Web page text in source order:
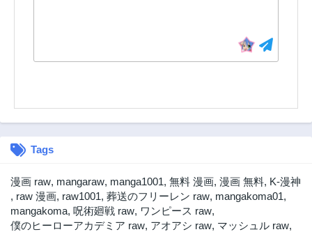
1年前 1年前
第2.2話
第1話
1年前
Tags
漫画 raw, mangaraw, manga1001, 無料 漫画, 漫画 無料, K-漫神
, raw 漫画, raw1001, 葬送のフリーレン raw, mangakoma01,
mangakoma, 呪術廻戦 raw, ワンピース raw,
僕のヒーローアカデミア raw, アオアシ raw, マッシュル raw,